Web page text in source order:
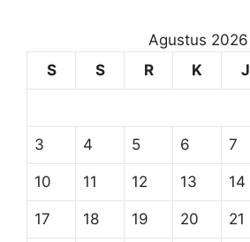
Agustus 2026
S
S R K J
3 4 5 6 7
10 11 12 13 14
17 18 19 20 21